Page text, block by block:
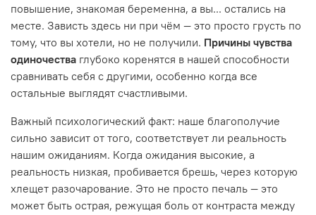
повышение, знакомая беременна, а вы... остались на
месте. Зависть здесь ни при чём — это просто грусть по
тому, что вы хотели, но не получили. Причины чувства
одиночества глубоко коренятся в нашей способности
сравнивать себя с другими, особенно когда все
остальные выглядят счастливыми.
Важный психологический факт: наше благополучие
сильно зависит от того, соответствует ли реальность
нашим ожиданиям. Когда ожидания высокие, а
реальность низкая, пробивается брешь, через которую
хлещет разочарование. Это не просто печаль — это
может быть острая, режущая боль от контраста между